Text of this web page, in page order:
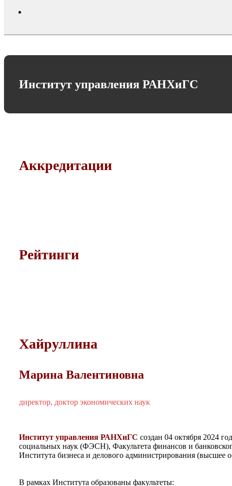
Институт управления РАНХиГС
Аккредитации
Рейтинги
Хайруллина
Марина Валентиновна
директор, доктор экономических наук
Институт управления РАНХиГС создан 04 октября 2024
социальных наук (ФЭСН), Факультета финансов и
Института бизнеса и делового администрирования (высшее
В рамках Института образованы факультеты: